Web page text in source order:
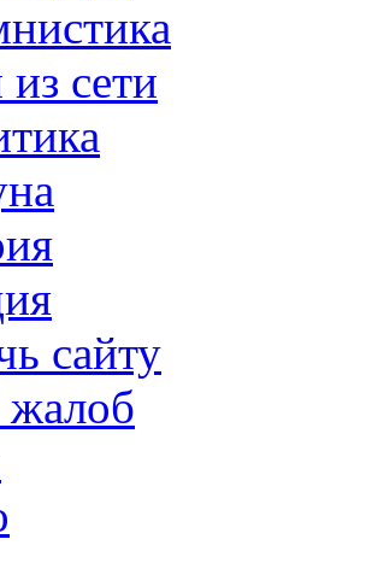
сети
сайту
жалоб